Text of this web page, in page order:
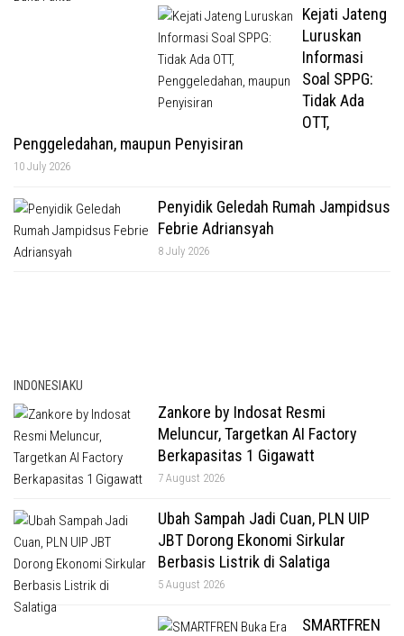
Kejati Jateng
Luruskan
Informasi
Soal SPPG:
Tidak Ada
OTT,
Penggeledahan, maupun Penyisiran
10 July 2026
Penyidik Geledah Rumah Jampidsus
Febrie Adriansyah
8 July 2026
INDONESIAKU
Zankore by Indosat Resmi
Meluncur, Targetkan AI Factory
Berkapasitas 1 Gigawatt
7 August 2026
Ubah Sampah Jadi Cuan, PLN UIP
JBT Dorong Ekonomi Sirkular
Berbasis Listrik di Salatiga
5 August 2026
SMARTFREN